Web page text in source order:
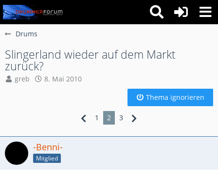
Drums
Slingerland wieder auf dem Markt
zurück?
greb
8. Mai 2010
Thema ignorieren
1 2 3
-Benni-
Mitglied